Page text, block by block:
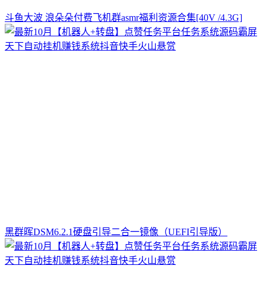
斗鱼大波 浪朵朵付费飞机群asmr福利资源合集[40V /4.3G]
黑群晖DSM6.2.1硬盘引导二合一镜像（UEFI引导版）